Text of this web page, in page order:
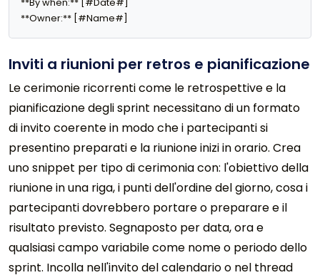
**By when:** [#Date#]
**Owner:** [#Name#]
Inviti a riunioni per retros e pianificazione
Le cerimonie ricorrenti come le retrospettive e la
pianificazione degli sprint necessitano di un formato
di invito coerente in modo che i partecipanti si
presentino preparati e la riunione inizi in orario. Crea
uno snippet per tipo di cerimonia con: l'obiettivo della
riunione in una riga, i punti dell'ordine del giorno, cosa i
partecipanti dovrebbero portare o preparare e il
risultato previsto. Segnaposto per data, ora e
qualsiasi campo variabile come nome o periodo dello
sprint. Incolla nell'invito del calendario o nel thread